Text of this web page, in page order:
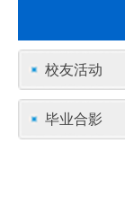
校友活动
毕业合影